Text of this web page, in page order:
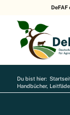
DeFAF
Du bist hier:
Handbücher,